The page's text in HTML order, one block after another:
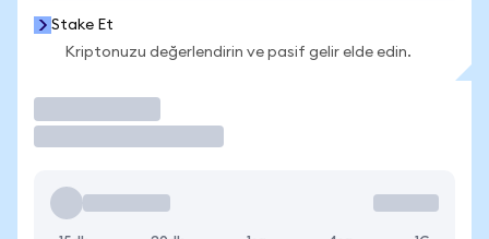
Stake Et
Kriptonuzu değerlendirin ve pasif gelir elde edin.